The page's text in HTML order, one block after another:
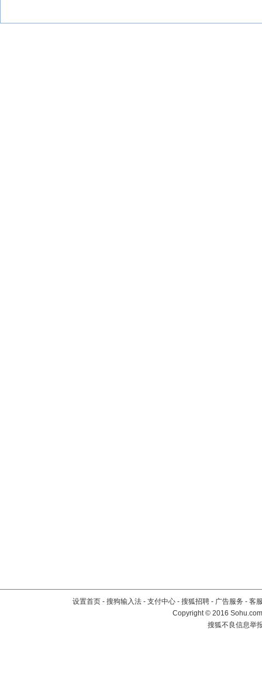
设置首页 - 搜狗输入法 - 支付中心 - 搜狐招聘 - 广告服务 - 客
Copyright©2016
搜狐不良信息举